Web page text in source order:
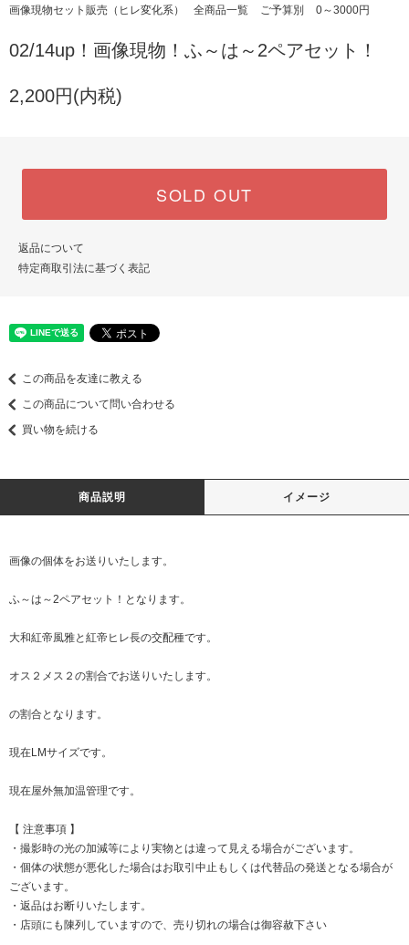
画像現物セット販売（ヒレ変化系） 全商品一覧 ご予算別 0～3000円
02/14up！画像現物！ふ～は～2ペアセット！
2,200円(内税)
SOLD OUT
返品について
特定商取引法に基づく表記
この商品を友達に教える
この商品について問い合わせる
買い物を続ける
商品説明 イメージ
画像の個体をお送りいたします。
ふ～は～2ペアセット！となります。
大和紅帝風雅と紅帝ヒレ長の交配種です。
オス２メス２の割合でお送りいたします。
の割合となります。
現在LMサイズです。
現在屋外無加温管理です。
【 注意事項 】
・撮影時の光の加減等により実物とは違って見える場合がございます。
・個体の状態が悪化した場合はお取引中止もしくは代替品の発送となる場合が
ございます。
・返品はお断りいたします。
・店頭にも陳列していますので、売り切れの場合は御容赦下さい